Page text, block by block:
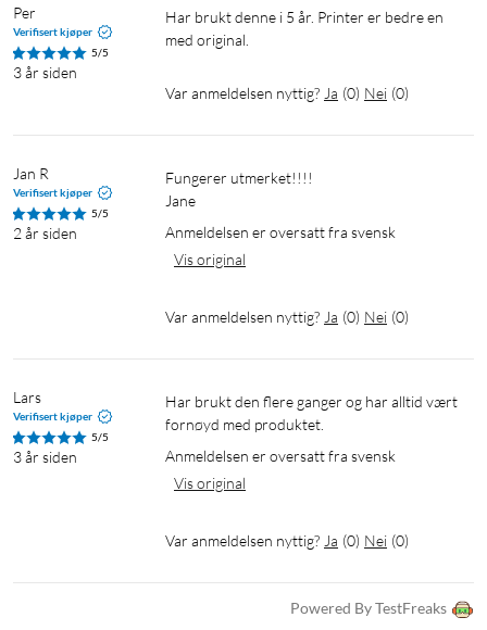
Per
Verifisert kjøper
5/5
3 år siden
Har brukt denne i 5 år. Printer er bedre en
Var anmeldelsen nyttig? Ja (0) Nei (0)
Jan R
Verifisert kjøper
5/5
2 år siden
Fungerer utmerket!!!!
Jane
Anmeldelsen er oversatt fra svensk
Vis original
Var anmeldelsen nyttig? Ja (0) Nei (0)
Lars
Verifisert kjøper
5/5
3 år siden
Har brukt den flere ganger og har alltid vært
fornøyd med produktet.
Anmeldelsen er oversatt fra svensk
Vis original
Var anmeldelsen nyttig? Ja (0) Nei (0)
Powered By TestFreaks